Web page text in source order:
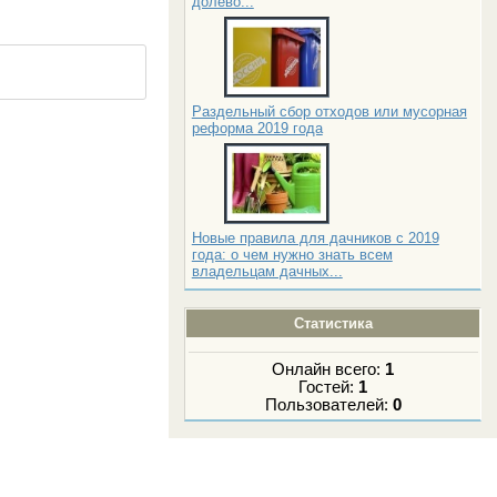
Раздельный сбор отходов или мусорная
реформа 2019 года
Новые правила для дачников с 2019
года: о чем нужно знать всем
владельцам дачных...
Статистика
Онлайн всего: 1
Гостей: 1
Пользователей: 0